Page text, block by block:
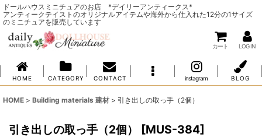
ドールハウスミニチュアのお店 *デイリーアンティークス*
アンティークテイストのオリジナルアイテムや海外から仕入れた12分の1サイズ
のミニチュアを販売しています
カート LOG IN
H O M E C A T E G O R Y C O N T A C T instagram B L O G
HOME > Building materials 建材 > 引き出しの取っ手（2個）
引き出しの取っ手（2個） [MUS-384]